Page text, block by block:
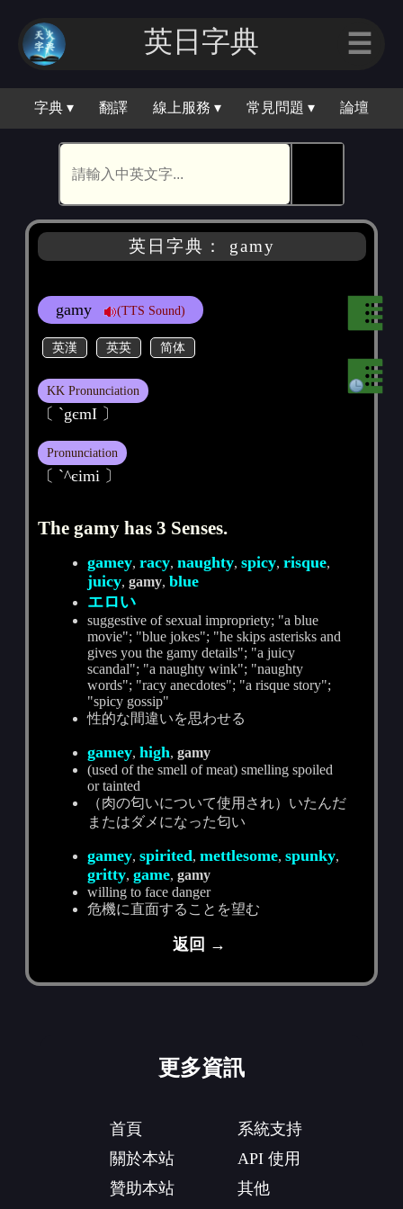
英日字典 ☰
字典 ▾ 翻譯 線上服務 ▾ 常見問題 ▾ 論壇
英日字典： gamy
gamy (TTS Sound)
英漢 英英 简体
KK Pronunciation
〔 `gєmI 〕
Pronunciation
〔 ˋ^єimi 〕
The gamy has 3 Senses.
gamey,racy,naughty,spicy,risque,
juicy,gamy,blue
エロい
suggestive of sexual impropriety; "a blue
movie"; "blue jokes"; "he skips asterisks and
gives you the gamy details"; "a juicy
scandal"; "a naughty wink"; "naughty
words"; "racy anecdotes"; "a risque story";
"spicy gossip"
性的な間違いを思わせる
gamey,high,gamy
(used of the smell of meat) smelling spoiled
or tainted
（肉の匂いについて使用され）いたんだ
またはダメになった匂い
gamey,spirited,mettlesome,spunky,
gritty,game,gamy
willing to face danger
危機に直面することを望む
返回 →
更多資訊
首頁
關於本站
贊助本站
系統支持
API 使用
其他